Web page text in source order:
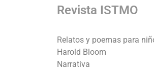
Revista ISTMO
Relatos y poemas para
Harold Bloom
Narrativa